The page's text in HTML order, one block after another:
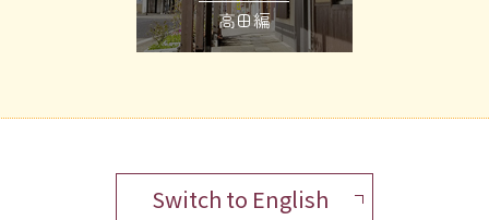
高田編
Switch to English